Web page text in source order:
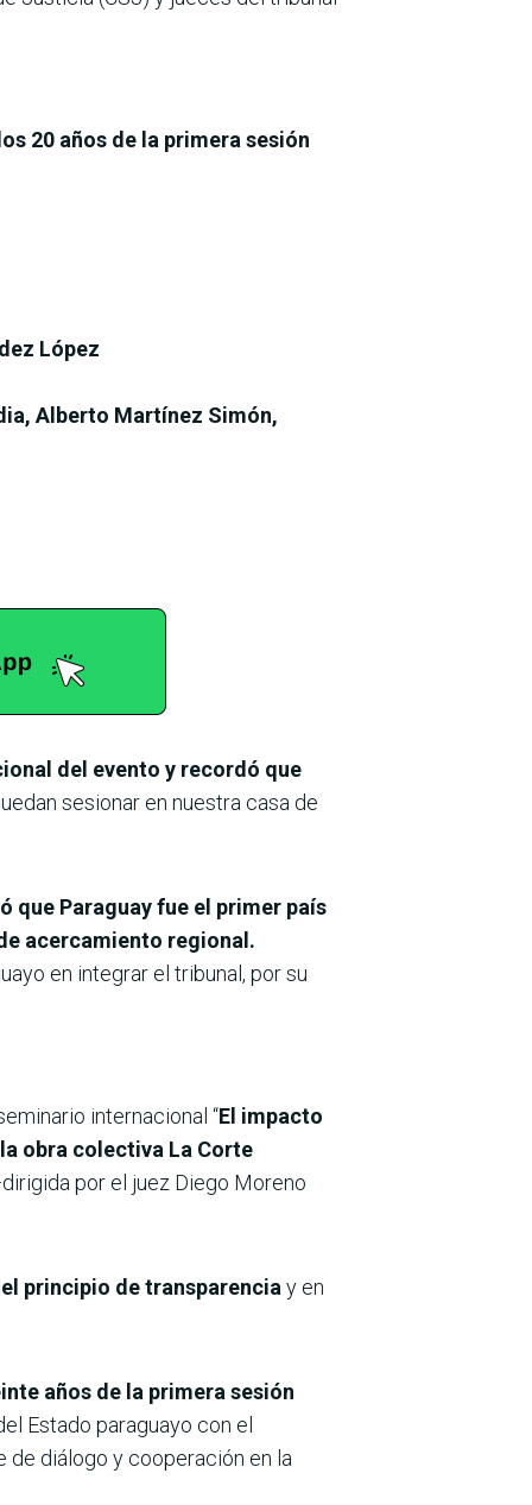
20 años de la primera sesión
López
Alberto Martínez Simón,
del evento y recordó que
sesionar en nuestra casa de
que Paraguay fue el primer país
acercamiento regional.
en integrar el tribunal, por su
internacional “El impacto
obra colectiva La Corte
por el juez Diego Moreno
principio de transparencia y en
años de la primera sesión
Estado paraguayo con el
diálogo y cooperación en la